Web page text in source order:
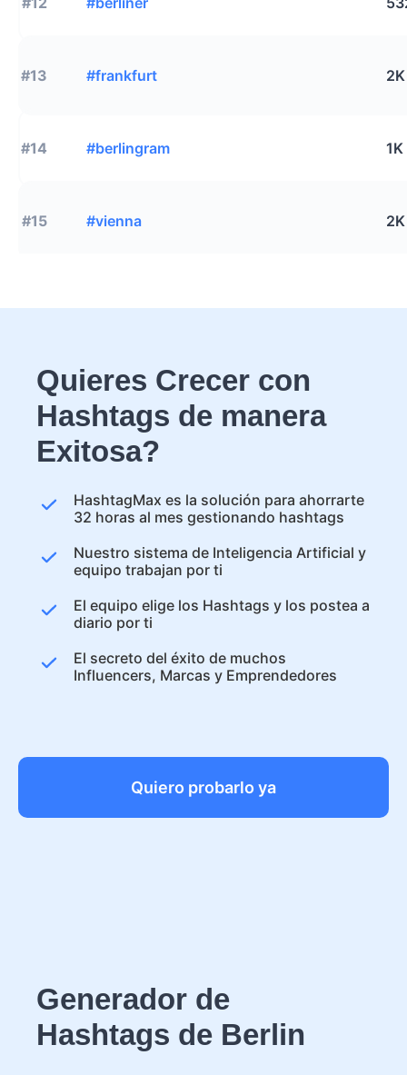
#13 #frankfurt 2K
#14 #berlingram 1K
#15 #vienna 2K
Quieres Crecer con
Hashtags de manera
Exitosa?
HashtagMax es la solución para ahorrarte
32 horas al mes gestionando hashtags
Nuestro sistema de Inteligencia Artificial y
equipo trabajan por ti
El equipo elige los Hashtags y los postea a
diario por ti
El secreto del éxito de muchos
Influencers, Marcas y Emprendedores
Quiero probarlo ya
Generador de
Hashtags de Berlin